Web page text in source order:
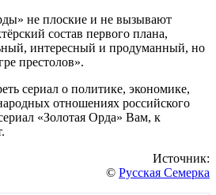
не плоские и не вызывают
состав первого плана,
интересный и продуманный, но
престолов».
сериал о политике, экономике,
отношениях российского
«Золотая Орда» Вам, к
Источник:
© Русская Семерка